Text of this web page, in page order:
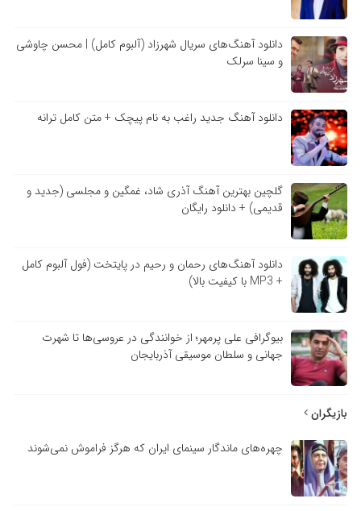
دانلود آهنگ‌های سریال شهرزاد (آلبوم کامل) | محسن چاوشی
و سینا سرلک
دانلود آهنگ جدید راغب به نام پیچک + متن کامل ترانه
گلچین بهترین آهنگ آذری شاد، غمگین و مجلسی (جدید و
قدیمی) + دانلود رایگان
دانلود آهنگ‌های رحمان و رحیم در پایتخت (فول آلبوم کامل
+ MP3 با کیفیت بالا)
بیوگرافی علی پرمهر؛ از خوانندگی در عروسی‌ها تا شهرت
جهانی و سلطان موسیقی آذربایجان
بازیگران
چهره‌های ماندگار سینمای ایران که هرگز فراموش نمی‌شوند